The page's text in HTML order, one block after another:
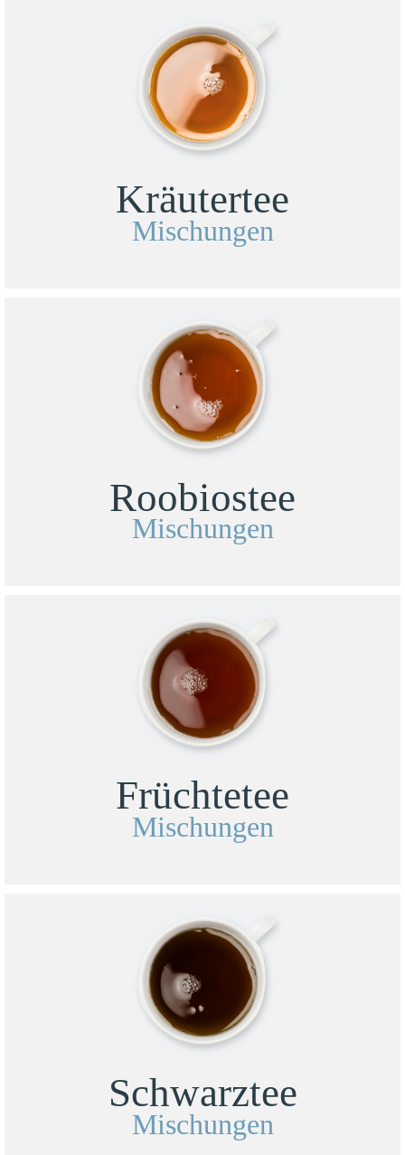
Kräutertee
Mischungen
Roobiostee
Mischungen
Früchtetee
Mischungen
Schwarztee
Mischungen